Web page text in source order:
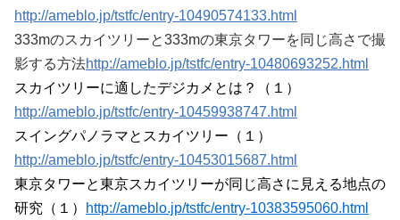
http://ameblo.jp/tstfc/entry-10490574133.html
333mのスカイツリーと333mの東京タワーを同じ高さで撮
影する方法http://ameblo.jp/tstfc/entry-10480693252.html
スカイツリーに適したデジカメとは？（１）
http://ameblo.jp/tstfc/entry-10459938747.html
スイングパノラマとスカイツリー（１）
http://ameblo.jp/tstfc/entry-10453015687.html
東京タワーと東京スカイツリーが同じ高さに見える地点の
研究（１）
http://ameblo.jp/tstfc/entry-10383595060.html